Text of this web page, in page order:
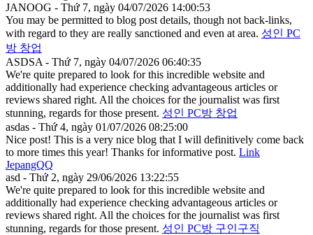
JANOOG - Thứ 7, ngày 04/07/2026 14:00:53
You may be permitted to blog post details, though not back-links,
with regard to they are really sanctioned and even at area. 성인 PC
방 창업
ASDSA - Thứ 7, ngày 04/07/2026 06:40:35
We're quite prepared to look for this incredible website and
additionally had experience checking advantageous articles or
reviews shared right. All the choices for the journalist was first
stunning, regards for those present. 성인 PC방 창업
asdas - Thứ 4, ngày 01/07/2026 08:25:00
Nice post! This is a very nice blog that I will definitively come back
to more times this year! Thanks for informative post. Link
JepangQQ
asd - Thứ 2, ngày 29/06/2026 13:22:55
We're quite prepared to look for this incredible website and
additionally had experience checking advantageous articles or
reviews shared right. All the choices for the journalist was first
stunning, regards for those present. 성인 PC방 구인구직